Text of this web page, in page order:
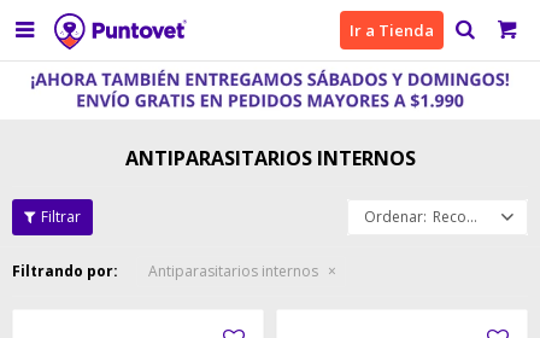
 Ir a Tienda
ANTIPARASITARIOS INTERNOS
Recomendados
Filtrando por: Antiparasitarios internos